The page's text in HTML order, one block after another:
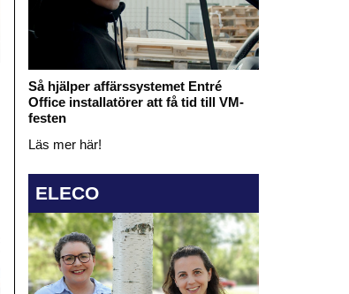
Så hjälper affärssystemet Entré
Office installatörer att få tid till VM-
festen
Läs mer här!
ELECO